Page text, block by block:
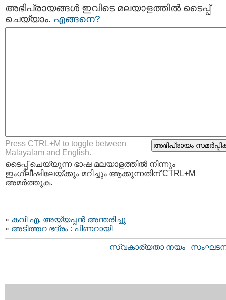
അഭിപ്രായങ്ങള്‍ ഇവിടെ മലയാളത്തില്‍ ടൈപ്പ്
ചെയ്യാം. എങ്ങനെ?
Press CTRL+M to toggle between
Malayalam and English.
ടൈപ്പ്‌ ചെയ്യുന്ന ഭാഷ മലയാളത്തില്‍ നിന്നും
ഇംഗ്ലീഷിലേയ്ക്കും മറിച്ചും ആക്കുന്നതിന് CTRL+M
അമര്‍ത്തുക.
« കവി എ. അയ്യപ്പന്‍ അന്തരിച്ചു
« അടിത്തറ ഭദ്രം : പിണറായി
സ്വകാര്യതാ നയം |